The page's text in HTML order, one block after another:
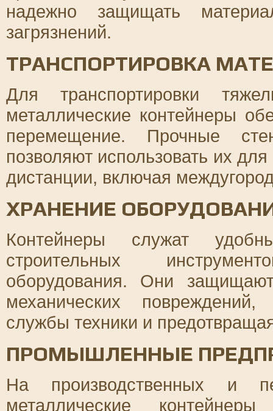
надежно защищать
загрязнений.
ТРАНСПОРТИРОВКА
Для транспортировки
металлические контейнеры
перемещение. Прочные
позволяют использовать их
дистанции, включая
ХРАНЕНИЕ
Контейнеры служат
строительных
оборудования. Они
механических
службы техники и
ПРОМЫШЛЕННЫЕ
На производственных и
металлические